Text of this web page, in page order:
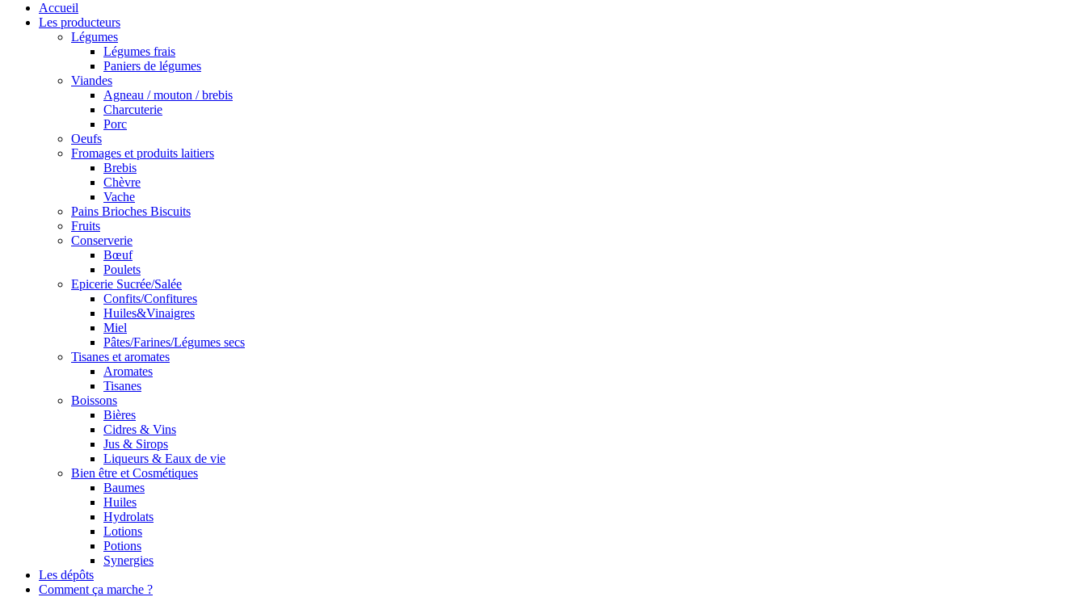
Accueil
Les producteurs
Légumes
Légumes frais
Paniers de légumes
Viandes
Agneau / mouton / brebis
Charcuterie
Porc
Oeufs
Fromages et produits laitiers
Brebis
Chèvre
Vache
Pains Brioches Biscuits
Fruits
Conserverie
Bœuf
Poulets
Epicerie Sucrée/Salée
Confits/Confitures
Huiles&Vinaigres
Miel
Pâtes/Farines/Légumes secs
Tisanes et aromates
Aromates
Tisanes
Boissons
Bières
Cidres & Vins
Jus & Sirops
Liqueurs & Eaux de vie
Bien être et Cosmétiques
Baumes
Huiles
Hydrolats
Lotions
Potions
Synergies
Les dépôts
Comment ça marche ?